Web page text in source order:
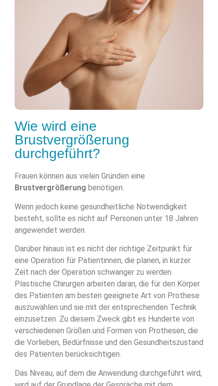
Wie wird eine
Brustvergrößerung
durchgeführt?
Frauen können aus vielen Gründen eine
Brustvergrößerung benötigen.
Wenn jedoch keine gesundheitliche Notwendigkeit
besteht, sollte es nicht auf Personen unter 18 Jahren
angewendet werden.
Darüber hinaus ist es nicht der richtige Zeitpunkt für
eine Operation für Patientinnen, die planen, in kurzer
Zeit nach der Operation schwanger zu werden.
Plastische Chirurgen arbeiten daran, die für den Körper
des Patienten am besten geeignete Art von Prothese
auszuwählen und sie mit der entsprechenden Technik
einzusetzen. Zu diesem Zweck gibt es Hunderte von
verschiedenen Größen und Formen von Prothesen, die
die Vorlieben, Bedürfnisse und den Gesundheitszustand
des Patienten berücksichtigen.
Das Niveau, auf dem die Anwendung durchgeführt wird,